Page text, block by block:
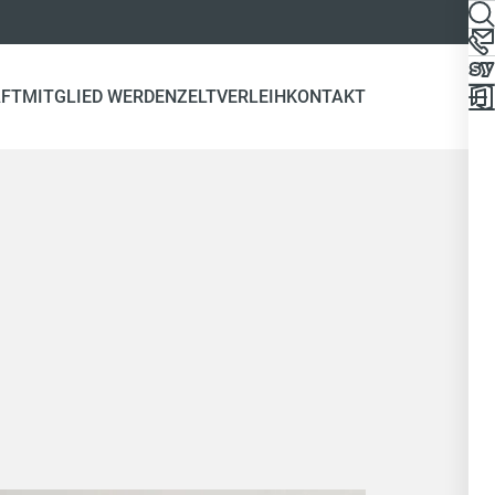
MITGLIED WERDENZELTVERLEIHKONTAKT